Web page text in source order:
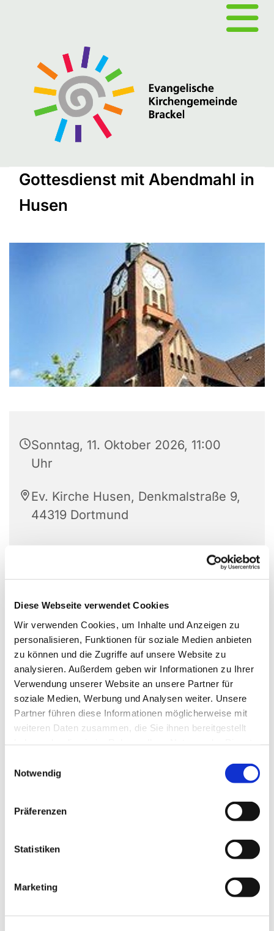
Diese Webseite verwendet Cookies
Wir verwenden Cookies, um Inhalte und Anzeigen zu
personalisieren, Funktionen für soziale Medien anbieten
zu können und die Zugriffe auf unsere Website zu
analysieren. Außerdem geben wir Informationen zu Ihrer
Verwendung unserer Website an unsere Partner für
soziale Medien, Werbung und Analysen weiter. Unsere
Partner führen diese Informationen möglicherweise mit
weiteren Daten zusammen, die Sie ihnen bereitgestellt
Notwendig
Präferenzen
Statistiken
Marketing
Gottesdienst mit Abendmahl in
Husen
Sonntag, 11. Oktober 2026, 11:00
Uhr
Ev. Kirche Husen, Denkmalstraße 9,
44319 Dortmund